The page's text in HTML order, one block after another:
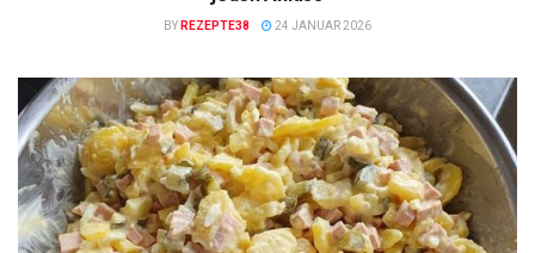
BY REZEPTE38 24 JANUAR 2026